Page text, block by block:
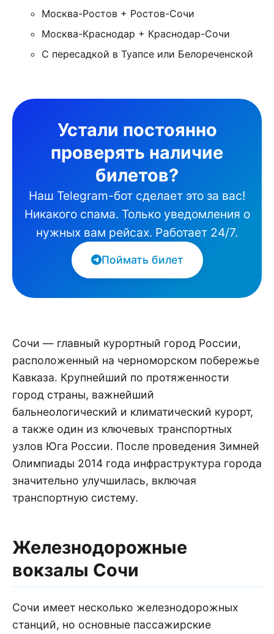
Москва-Ростов + Ростов-Сочи
Москва-Краснодар + Краснодар-Сочи
С пересадкой в Туапсе или Белореченской
Устали постоянно
проверять наличие
билетов?
Наш Telegram-бот сделает это за вас!
Никакого спама. Только уведомления о
нужных вам рейсах. Работает 24/7.
Поймать билет
Сочи — главный курортный город России,
расположенный на черноморском побережье
Кавказа. Крупнейший по протяженности
город страны, важнейший
бальнеологический и климатический курорт,
а также один из ключевых транспортных
узлов Юга России. После проведения Зимней
Олимпиады 2014 года инфраструктура города
значительно улучшилась, включая
транспортную систему.
Железнодорожные
вокзалы Сочи
Сочи имеет несколько железнодорожных
станций, но основные пассажирские